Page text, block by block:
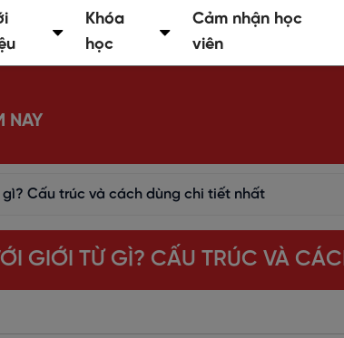
Khóa
học
Cảm nhận học
viên
NAY
gì? Cấu trúc và cách dùng chi tiết nhất
GIỚI TỪ GÌ? CẤU TRÚC VÀ